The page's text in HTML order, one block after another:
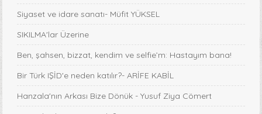
Siyaset ve idare sanatı- Müfit YÜKSEL
SIKILMA'lar Üzerine
Ben, şahsen, bizzat, kendim ve selfie’m: Hastayım bana!
Bir Türk IŞİD'e neden katılır?- ARİFE KABİL
Hanzala'nın Arkası Bize Dönük - Yusuf Ziya Cömert